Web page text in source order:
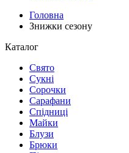
Головна
Знижки сезону
Каталог
Свято
Сукні
Сорочки
Сарафани
Спідниці
Майки
Блузи
Брюки